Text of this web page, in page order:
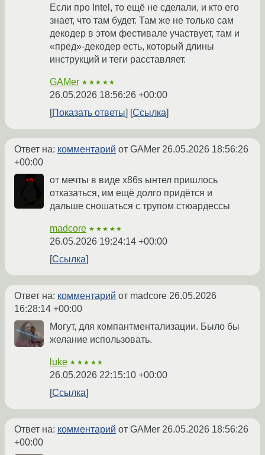
Если про Intel, то ещё не сделали, и кто его
знает, что там будет. Там же не только сам
декодер в этом фестивале участвует, там и
«пред»-декодер есть, который длины
инструкций и теги расставляет.
GAMer ★★★★★
26.05.2026 18:56:26 +00:00
Показать ответы
Ссылка
Ответ на: комментарий от GAMer 26.05.2026 18:56:26
+00:00
от мечты в виде x86s ынтел пришлось
отказаться, им ещё долго придётся и
дальше сношаться с трупом стюардессы
madcore ★★★★★
26.05.2026 19:24:14 +00:00
Ссылка
Ответ на: комментарий от madcore 26.05.2026
16:28:14 +00:00
Могут, для компантментализации. Было бы
желание использовать.
luke ★★★★★
26.05.2026 22:15:10 +00:00
Ссылка
Ответ на: комментарий от GAMer 26.05.2026 18:56:26
+00:00